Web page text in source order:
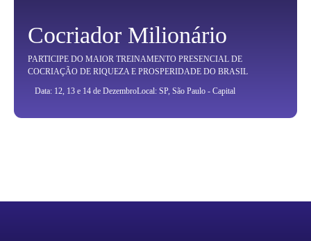
Cocriador Milionário
PARTICIPE DO MAIOR TREINAMENTO PRESENCIAL DE
COCRIAÇÃO DE RIQUEZA E PROSPERIDADE DO BRASIL
Data: 12, 13 e 14 de DezembroLocal: SP, São Paulo - Capital